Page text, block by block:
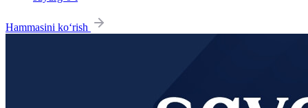
Hammasini ko‘rish